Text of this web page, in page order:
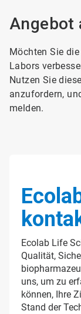
Angebot
Möchten Sie
Labors
Nutzen Sie
anzufordern,
melden.
Ecolab Life
Qualität,
uns, um zu
können, Ihre
Stand der